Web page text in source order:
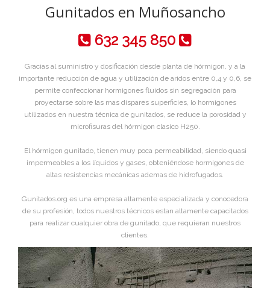
Gunitados en Muñosancho
632 345 850
Gracias al suministro y dosificación desde planta de hórmigon, y a la
importante reducción de agua y utilización de aridos entre 0,4 y 0,6, se
permite confeccionar hormigones fluidos sin segregación para
proyectarse sobre las mas dispares superficies, lo hormigones
utilizados en nuestra técnica de gunitados, se reduce la porosidad y
microfisuras del hórmigon clasico H250.
El hórmigon gunitado, tienen muy poca permeabilidad, siendo quasi
impermeables a los líquidos y gases, obteniéndose hormigones de
altas resistencias mecánicas ademas de hidrofugados.
Gunitados.org es una empresa altamente especializada y conocedora
de su profesión, todos nuestros técnicos estan altamente capacitados
para realizar cualquier obra de gunitado, que requieran nuestros
clientes.